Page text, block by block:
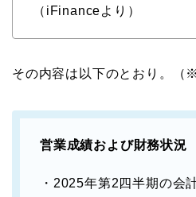
（iFinanceより）
その内容は以下のとおり。（
営業成績および財務状況
・2025年第2四半期の会